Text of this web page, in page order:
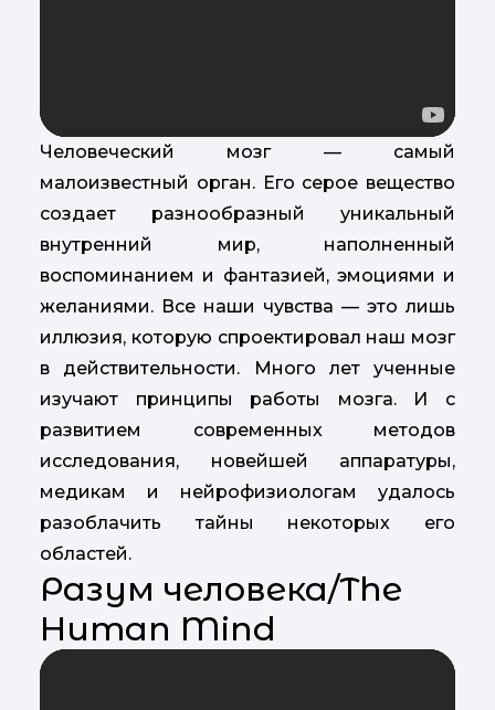
Человеческий мозг — самый
малоизвестный орган. Его серое вещество
создает разнообразный уникальный
внутренний мир, наполненный
воспоминанием и фантазией, эмоциями и
желаниями. Все наши чувства — это лишь
иллюзия, которую спроектировал наш мозг
в действительности. Много лет ученные
изучают принципы работы мозга. И с
развитием современных методов
исследования, новейшей аппаратуры,
медикам и нейрофизиологам удалось
разоблачить тайны некоторых его
областей.
Разум человека/The
Human Mind